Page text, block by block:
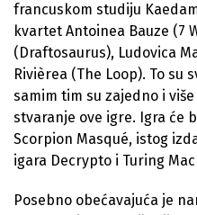
francuskom studiju
kvartet Antoinea Bauze (7
(Draftosaurus), Ludovica
Rivièrea (The Loop). To su
samim tim su zajedno i
stvaranje ove igre. Igra će
Scorpion Masqué, istog
igara Decrypto i Turing
Posebno obećavajuća je